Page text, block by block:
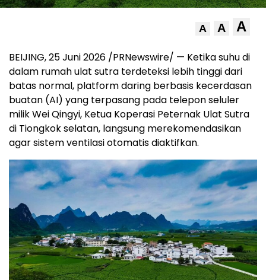
A A A
BEIJING, 25 Juni 2026 /PRNewswire/ — Ketika suhu di
dalam rumah ulat sutra terdeteksi lebih tinggi dari
batas normal, platform daring berbasis kecerdasan
buatan (AI) yang terpasang pada telepon seluler
milik Wei Qingyi, Ketua Koperasi Peternak Ulat Sutra
di Tiongkok selatan, langsung merekomendasikan
agar sistem ventilasi otomatis diaktifkan.